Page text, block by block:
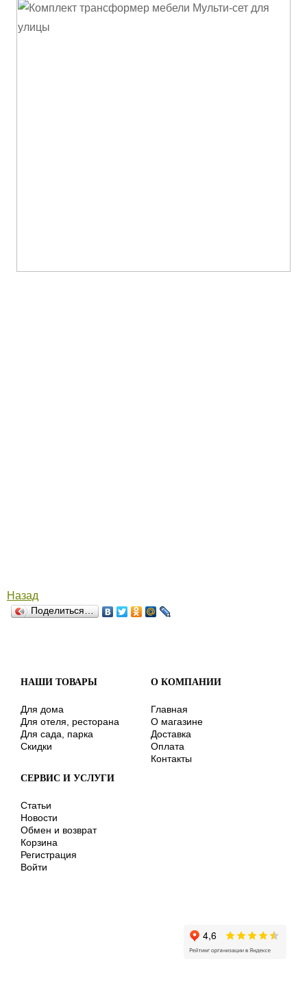
Назад
Поделиться…
НАШИ ТОВАРЫ
Для дома
Для отеля, ресторана
Для сада, парка
Скидки
О КОМПАНИИ
Главная
О магазине
Доставка
Оплата
Контакты
СЕРВИС И УСЛУГИ
Статьи
Новости
Обмен и возврат
Корзина
Регистрация
Войти